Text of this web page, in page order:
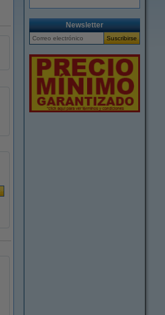
Newsletter